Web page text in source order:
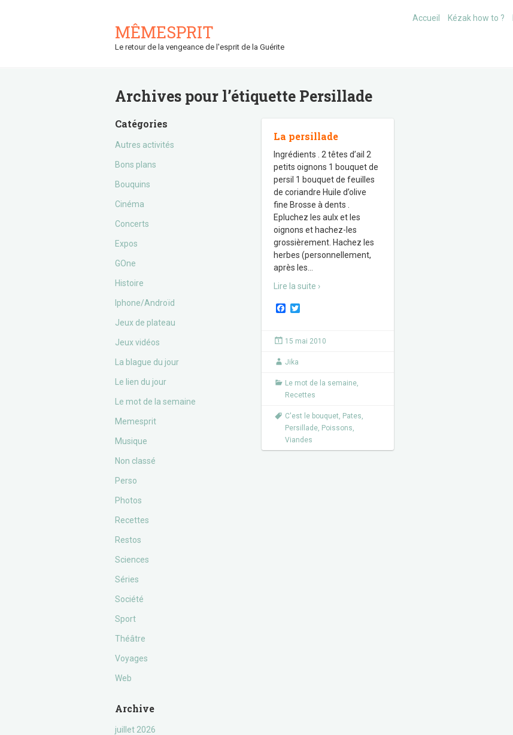
MÊMESPRIT
Le retour de la vengeance de l'esprit de la Guérite
Accueil Kézak how to ?
Archives pour l’étiquette Persillade
Catégories
Autres activités
Bons plans
Bouquins
Cinéma
Concerts
Expos
GOne
Histoire
Iphone/Androïd
Jeux de plateau
Jeux vidéos
La blague du jour
Le lien du jour
Le mot de la semaine
Memesprit
Musique
Non classé
Perso
Photos
Recettes
Restos
Sciences
Séries
Société
Sport
Théâtre
Voyages
Web
Archive
juillet 2026
La persillade
Ingrédients . 2 têtes d’ail 2
petits oignons 1 bouquet de
persil 1 bouquet de feuilles
de coriandre Huile d’olive
fine Brosse à dents .
Epluchez les aulx et les
oignons et hachez-les
grossièrement. Hachez les
herbes (personnellement,
après les
Lire la suite ›
F
e
b
o
t
15 mai 2010
Jika
Le mot de la semaine,
Recettes
C'est le bouquet, Pates,
Persillade, Poissons,
Viandes